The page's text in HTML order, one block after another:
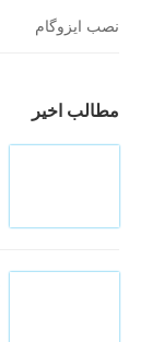
نصب ایزوگام
مطالب اخیر